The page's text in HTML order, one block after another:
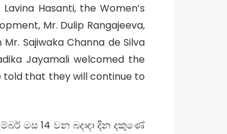
Hasanti, the Women’s
Mr. Dulip Rangajeeva,
Sajiwaka Channa de Silva
Jayamali welcomed the
told that they will continue to
මස 14 වන බදාදා දින දකුණේ